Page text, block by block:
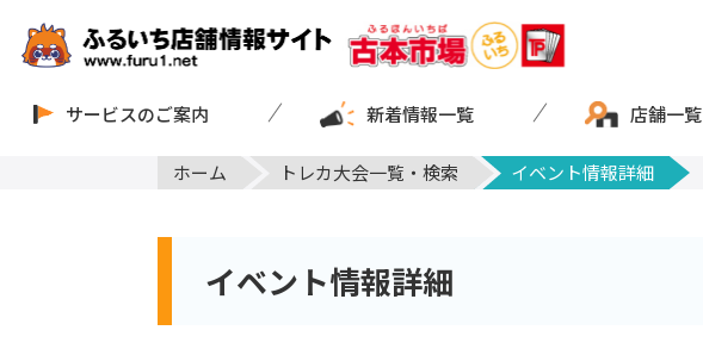
サービスのご案内 新着情報一覧 店舗一覧
ホーム トレカ大会一覧・検索 イベント情報詳細
イベント情報詳細